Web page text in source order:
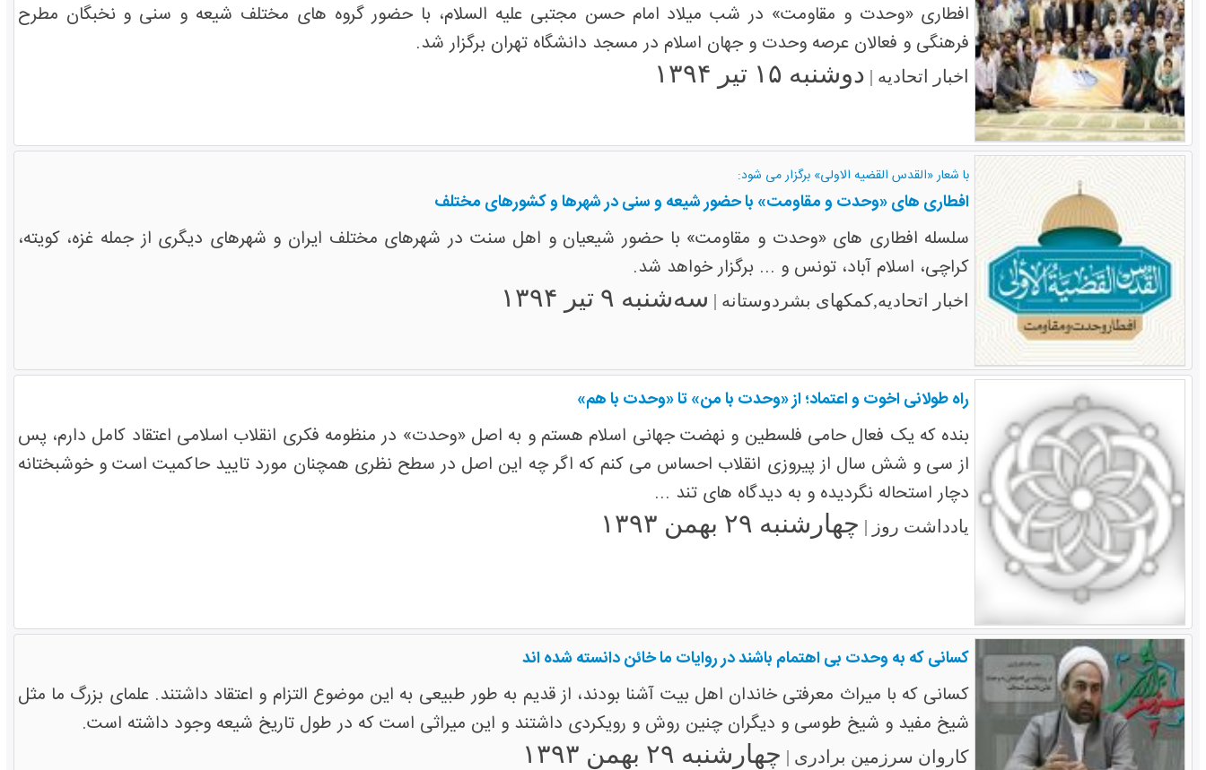
افطاری «وحدت و مقاومت» در شب میلاد امام حسن مجتبی علیه السلام، با حضور گروه های مختلف شیعه و سنی و نخبگان مطرح
فرهنگی و فعالان عرصه وحدت و جهان اسلام در مسجد دانشگاه تهران برگزار شد.
اخبار اتحادیه | دوشنبه ۱۵ تیر ۱۳۹۴
با شعار «القدس القضیه الاولی» برگزار می شود:
افطاری های «وحدت و مقاومت» با حضور شیعه و سنی در شهرها و کشورهای مختلف
سلسله افطاری های «وحدت و مقاومت» با حضور شیعیان و اهل سنت در شهرهای مختلف ایران و شهرهای دیگری از جمله غزه، کویته،
کراچی، اسلام آباد، تونس و ... برگزار خواهد شد.
اخبار اتحادیه,کمکهای بشردوستانه | سه‌شنبه ۹ تیر ۱۳۹۴
راه طولانی اخوت و اعتماد؛ از «وحدت با من» تا «وحدت با هم»
بنده که یک فعال حامی فلسطین و نهضت جهانی اسلام هستم و به اصل «وحدت» در منظومه فکری انقلاب اسلامی اعتقاد کامل دارم، پس
از سی و شش سال از پیروزی انقلاب احساس می کنم که اگر چه این اصل در سطح نظری همچنان مورد تایید حاکمیت است و خوشبختانه
دچار استحاله نگردیده و به دیدگاه های تند ...
یادداشت روز | چهارشنبه ۲۹ بهمن ۱۳۹۳
کسانی که به وحدت بی اهتمام باشند در روایات ما خائن دانسته شده اند
کسانی که با میراث معرفتی خاندان اهل بیت آشنا بودند، از قدیم به طور طبیعی به این موضوع التزام و اعتقاد داشتند. علمای بزرگ ما مثل
شیخ مفید و شیخ طوسی و دیگران چنین روش و رویکردی داشتند و این میراثی است که در طول تاریخ شیعه وجود داشته است.
کاروان سرزمین برادری | چهارشنبه ۲۹ بهمن ۱۳۹۳